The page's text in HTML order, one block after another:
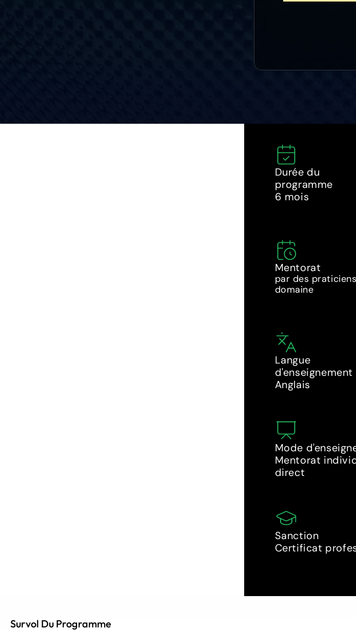
Durée du
programme
6 mois
Mentorat
par des
domaine
Langue
d'enseignement
Anglais
Mode
Mentorat
direct
Sanction
Certificat
Survol Du Programme